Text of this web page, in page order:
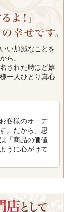
い加減なことを
ら。
された時ほど嬉
一人ひとり真心
客様のオーデ
。だから、思
「商品の価値
うに心がけて